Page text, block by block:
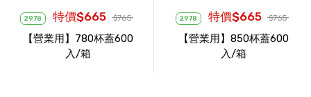
2978 特價$665 $765
【營業用】780杯蓋600
入/箱
2978 特價$665 $765
【營業用】850杯蓋600
入/箱